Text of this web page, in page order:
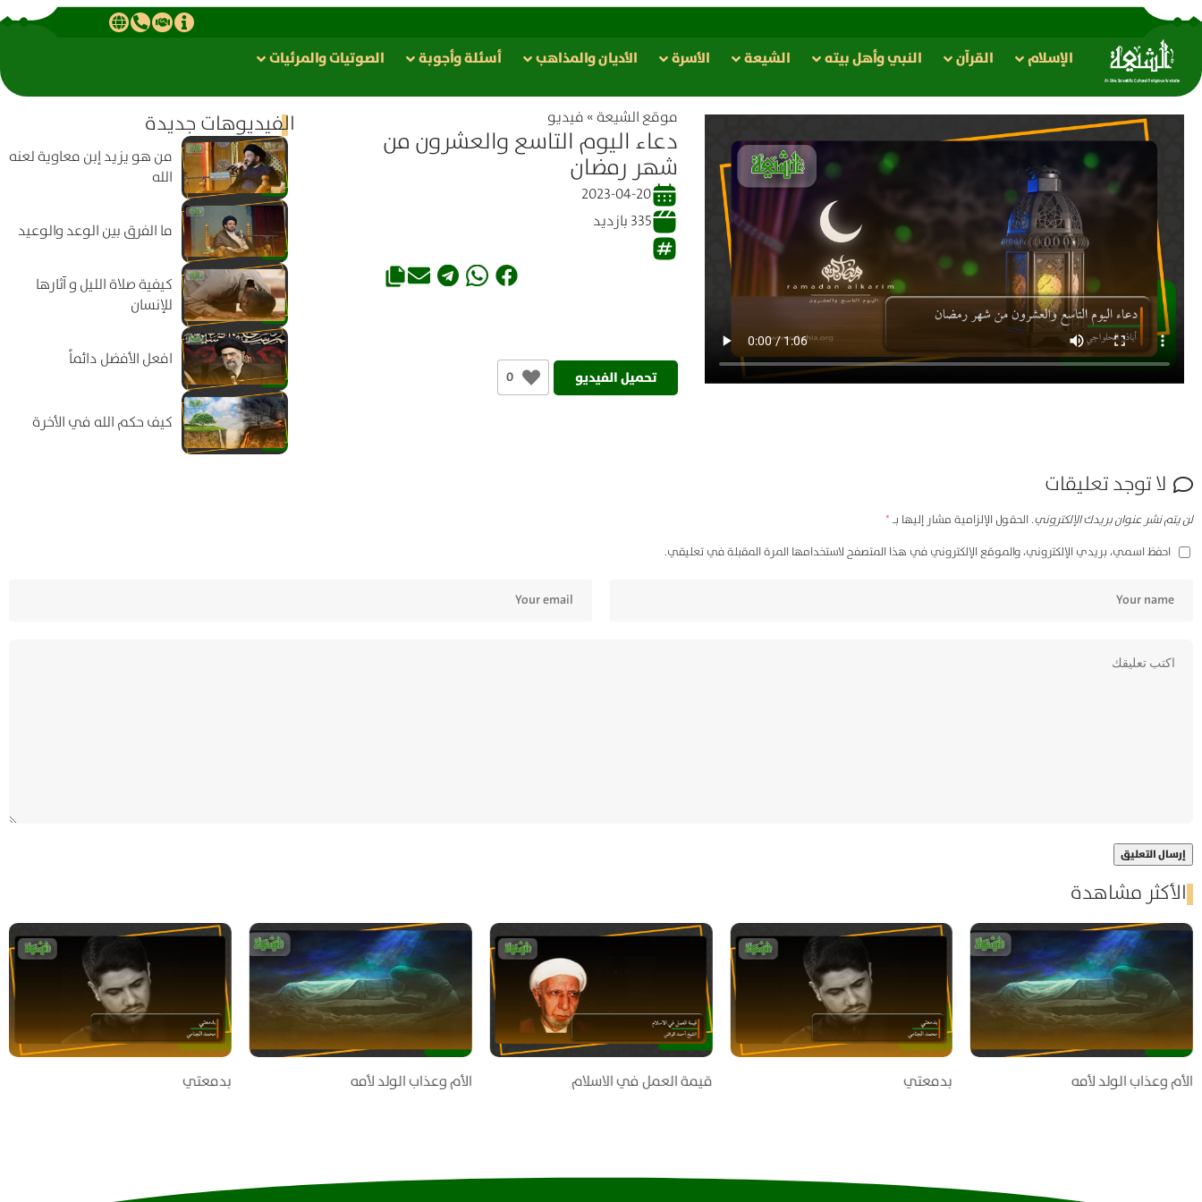
الإسلام القرآن النبي وأهل بيته الشيعة الأسرة الأدیان والمذاهب أسئلة وأجوبة الصوتیات والمرئیات
موقع الشیعة» فيديو
دعاء اليوم التاسع والعشرون من
شهر رمضان
2023-04-20
335 بازدید
تحميل الفيديو 0
الفيديوهات جديدة
من هو يزيد إبن معاوية لعنه
الله
ما الفرق بين الوعد والوعيد
كيفية صلاة الليل و آثارها
للإنسان
افعل الأفضل دائماً
كيف حكم الله في الأخرة
لا توجد تعليقات
لن يتم نشر عنوان بريدك الإلكتروني. الحقول الإلزامية مشار إليها بـ *
احفظ اسمي، بريدي الإلكتروني، والموقع الإلكتروني في هذا المتصفح لاستخدامها المرة المقبلة في تعليقي.
الأكثر مشاهدة
الأم وعذاب الولد لأمه بدمعتي قيمة العمل في الاسلام الأم وعذاب الولد لأمه بدمعتي